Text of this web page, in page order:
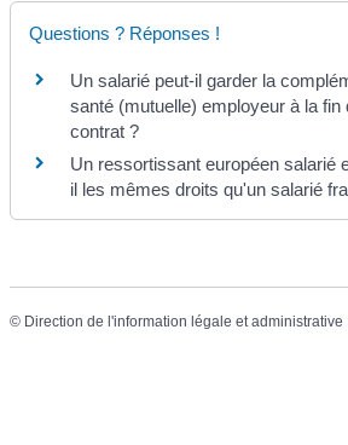
Questions ? Réponses !
Un salarié peut-il garder la
santé (mutuelle) employeur à la fin
contrat ?
Un ressortissant européen salarié
il les mêmes droits qu'un salarié
© Direction de l'information légale et administrative